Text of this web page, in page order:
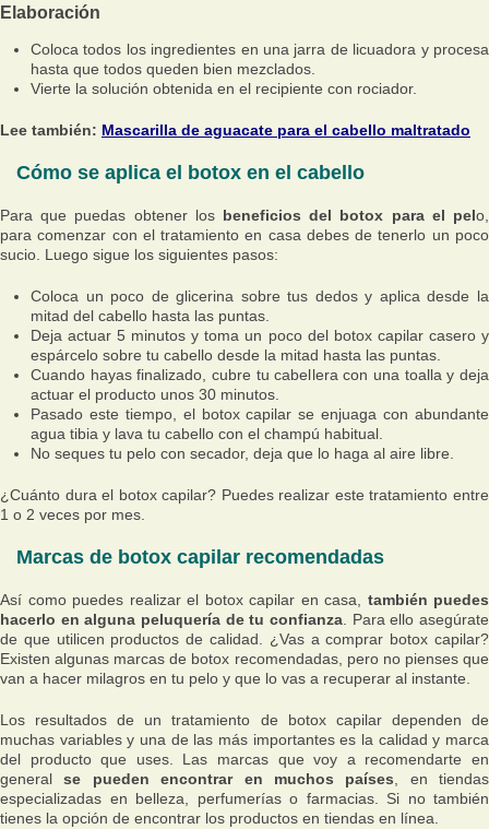
Elaboración
Coloca todos los ingredientes en una jarra de licuadora y procesa
hasta que todos queden bien mezclados.
Vierte la solución obtenida en el recipiente con rociador.
Lee también: Mascarilla de aguacate para el cabello maltratado
Cómo se aplica el botox en el cabello
Para que puedas obtener los beneficios del botox para el pelo,
para comenzar con el tratamiento en casa debes de tenerlo un poco
sucio. Luego sigue los siguientes pasos:
Coloca un poco de glicerina sobre tus dedos y aplica desde la
mitad del cabello hasta las puntas.
Deja actuar 5 minutos y toma un poco del botox capilar casero y
espárcelo sobre tu cabello desde la mitad hasta las puntas.
Cuando hayas finalizado, cubre tu cabellera con una toalla y deja
actuar el producto unos 30 minutos.
Pasado este tiempo, el botox capilar se enjuaga con abundante
agua tibia y lava tu cabello con el champú habitual.
No seques tu pelo con secador, deja que lo haga al aire libre.
¿Cuánto dura el botox capilar? Puedes realizar este tratamiento entre
1 o 2 veces por mes.
Marcas de botox capilar recomendadas
Así como puedes realizar el botox capilar en casa, también puedes
hacerlo en alguna peluquería de tu confianza . Para ello asegúrate
de que utilicen productos de calidad. ¿Vas a comprar botox capilar?
Existen algunas marcas de botox recomendadas, pero no pienses que
van a hacer milagros en tu pelo y que lo vas a recuperar al instante.
Los resultados de un tratamiento de botox capilar dependen de
muchas variables y una de las más importantes es la calidad y marca
del producto que uses. Las marcas que voy a recomendarte en
generalse pueden encontrar en muchos países , en tiendas
especializadas en belleza, perfumerías o farmacias. Si no también
tienes la opción de encontrar los productos en tiendas en línea.